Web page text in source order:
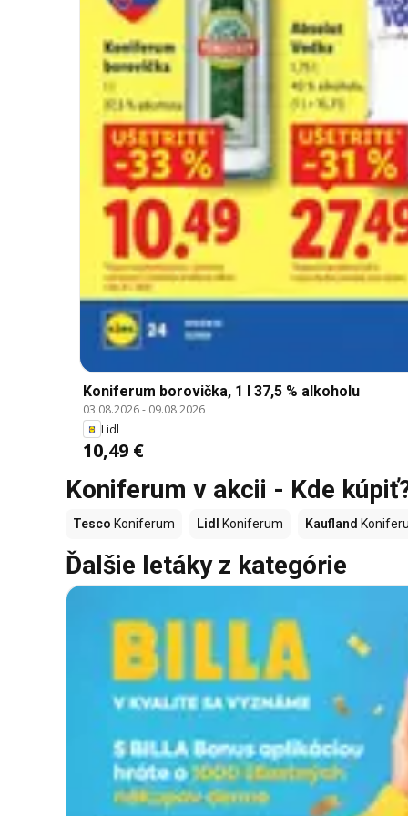
Koniferum borovička, 1 l 37,5 % alkoholu
03.08.2026- 09.08.2026
Lidl
10,49 €
Koniferum v akcii - Kde
Tesco Koniferum Lidl Koniferum Kaufland
Ďalšie letáky z kategórie